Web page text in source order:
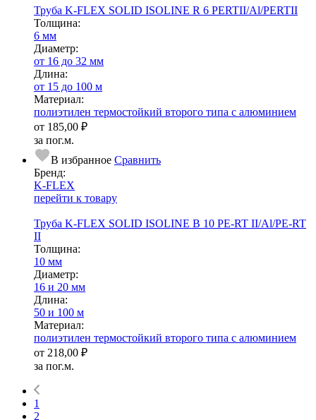
Труба K-FLEX SOLID ISOLINE R 6 PERTII/Al/PERTII
Тол­щи­на:
6 мм
Диаметр:
от 16 до 32 мм
Длина:
от 15 до 100 м
Ма­­те­­ри­­ал:
полиэтилен термостойкий второго типа с алюминием
от 185,00 ₽
за пог.м.
В избранное Сравнить
Бренд:
K-FLEX
перейти к товару
Труба K-FLEX SOLID ISOLINE B 10 PE-RT II/Al/PE-RT
II
Тол­щи­на:
10 мм
Диаметр:
16 и 20 мм
Длина:
50 и 100 м
Ма­­те­­ри­­ал:
полиэтилен термостойкий второго типа с алюминием
от 218,00 ₽
за пог.м.
1
2